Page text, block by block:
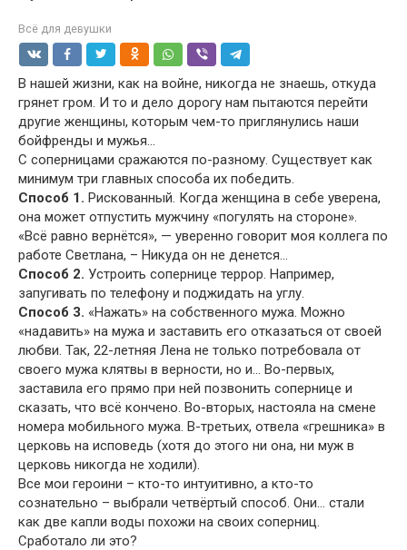
Всё для девушки
В нашей жизни, как на войне, никогда не знаешь, откуда
грянет гром. И то и дело дорогу нам пытаются перейти
другие женщины, которым чем-то приглянулись наши
бойфренды и мужья…
С соперницами сражаются по-разному. Существует как
минимум три главных способа их победить.
Способ 1. Рискованный. Когда женщина в себе уверена,
она может отпустить мужчину «погулять на стороне».
«Всё равно вернётся», — уверенно говорит моя коллега по
работе Светлана, – Никуда он не денется…
Способ 2. Устроить сопернице террор. Например,
запугивать по телефону и поджидать на углу.
Способ 3. «Нажать» на собственного мужа. Можно
«надавить» на мужа и заставить его отказаться от своей
любви. Так, 22-летняя Лена не только потребовала от
своего мужа клятвы в верности, но и… Во-первых,
заставила его прямо при ней позвонить сопернице и
сказать, что всё кончено. Во-вторых, настояла на смене
номера мобильного мужа. В-третьих, отвела «грешника» в
церковь на исповедь (хотя до этого ни она, ни муж в
церковь никогда не ходили).
Все мои героини – кто-то интуитивно, а кто-то
сознательно – выбрали четвёртый способ. Они… стали
как две капли воды похожи на своих соперниц.
Сработало ли это?